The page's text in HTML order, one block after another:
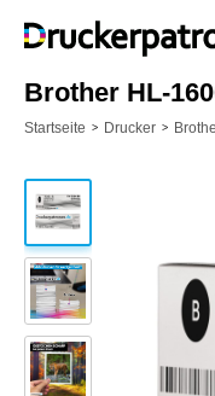
Brother HL-
Startseite > Drucker >